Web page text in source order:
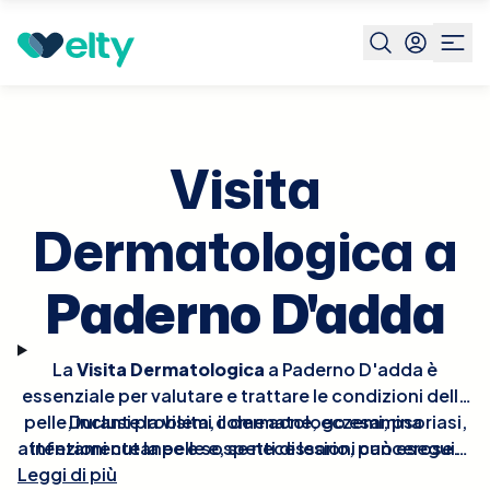
Prenota visita Paderno D'adda
Visita
Dermatologica a
Paderno D'adda
LaVisita Dermatologica a Paderno D'adda è
essenziale per valutare e trattare le condizioni della
pelle, inclusi problemi come acne, eczemi, psoriasi,
infezioni cutanee e sospetti di lesioni cancerose.
Durante la visita, il dermatologo esamina
attentamente la pelle e, se necessario, può eseguire
procedure diagnostiche come la biopsia o test
Leggi di più